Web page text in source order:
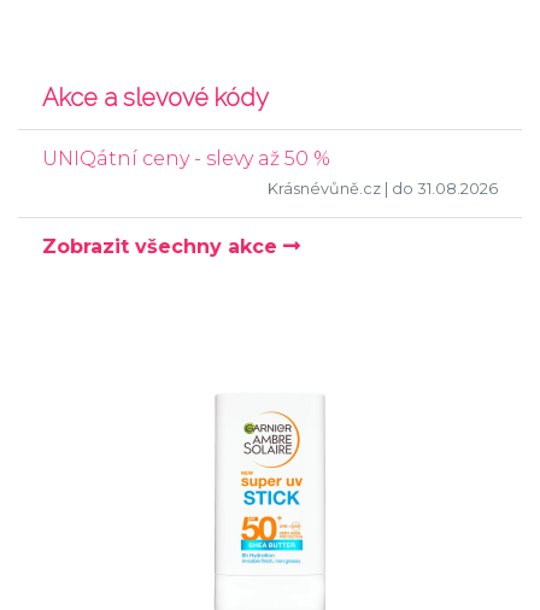
Akce a slevové kódy
UNIQátní ceny - slevy až 50 %
Krásnévůně.cz | do 31.08.2026
Zobrazit všechny akce